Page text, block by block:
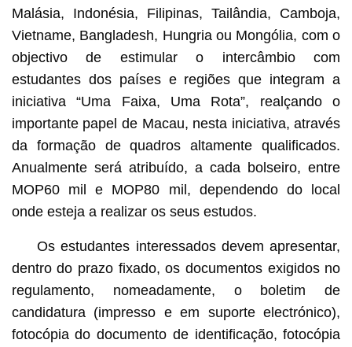
Malásia, Indonésia, Filipinas, Tailândia, Camboja,
Vietname, Bangladesh, Hungria ou Mongólia, com o
objectivo de estimular o intercâmbio com
estudantes dos países e regiões que integram a
iniciativa “Uma Faixa, Uma Rota”, realçando o
importante papel de Macau, nesta iniciativa, através
da formação de quadros altamente qualificados.
Anualmente será atribuído, a cada bolseiro, entre
MOP60 mil e MOP80 mil, dependendo do local
onde esteja a realizar os seus estudos.
Os estudantes interessados devem apresentar,
dentro do prazo fixado, os documentos exigidos no
regulamento, nomeadamente, o boletim de
candidatura (impresso e em suporte electrónico),
fotocópia do documento de identificação, fotocópia